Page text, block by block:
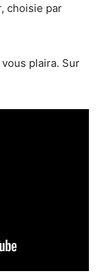
, choisie par
plaira. Sur